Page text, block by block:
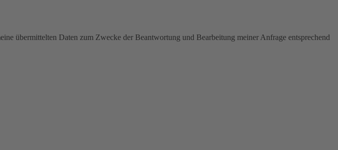
übermittelten Daten zum Zwecke der Beantwortung und Bearbeitung meiner Anfrage entsprechend